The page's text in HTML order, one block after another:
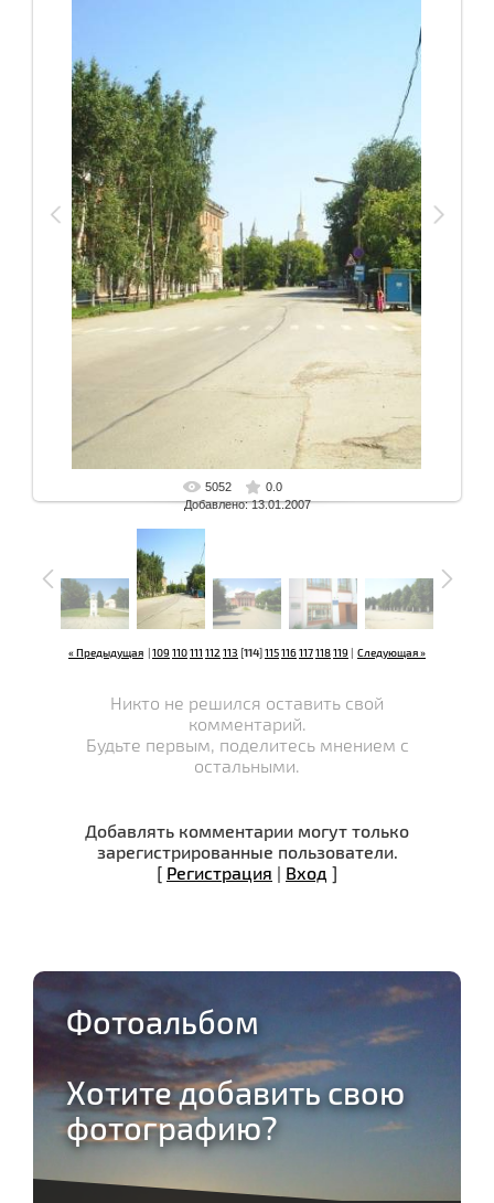
В реальном размере 526x766 px/ 91.1 Kb
5052
0.0
Добавлено: 13.01.2007
« Предыдущая |109 110111 112 113 [114]115116117118119 | Следующая »
Никто не решился оставить свой
комментарий.
Будьте первым, поделитесь мнением с
остальными.
Добавлять комментарии могут только
зарегистрированные пользователи.
[ Регистрация | Вход ]
Фотоальбом
Хотите добавить свою
фотографию?